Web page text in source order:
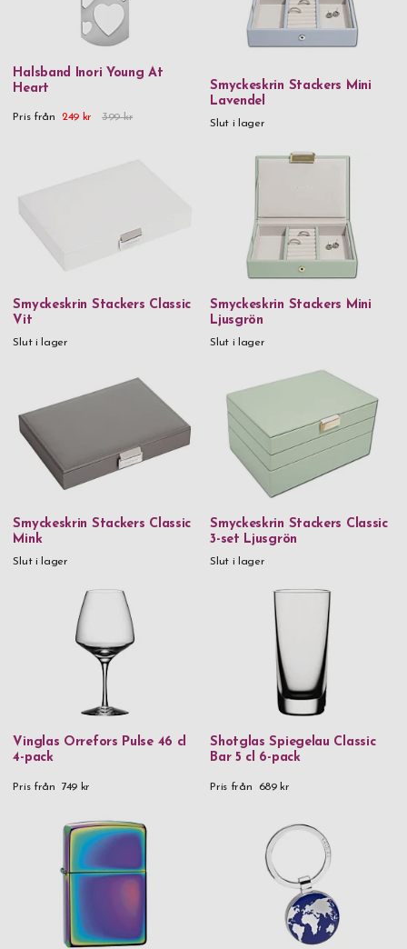
Halsband Inori Young At
Heart
Pris från 249 kr 399 kr
Smyckeskrin Stackers Mini
Lavendel
Slut i lager
Smyckeskrin Stackers Classic
Vit
Slut i lager
Smyckeskrin Stackers Mini
Ljusgrön
Slut i lager
Smyckeskrin Stackers Classic
Mink
Slut i lager
Smyckeskrin Stackers Classic
3-set Ljusgrön
Slut i lager
Vinglas Orrefors Pulse 46 cl
4-pack
Pris från 749 kr
Shotglas Spiegelau Classic
Bar 5 cl 6-pack
Pris från 689 kr